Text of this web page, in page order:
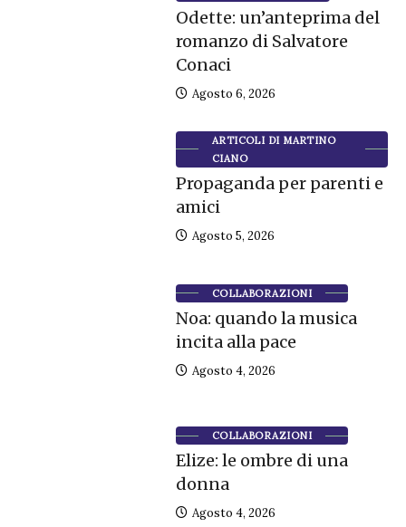
Odette: un’anteprima del
romanzo di Salvatore
Conaci
Agosto 6, 2026
ARTICOLI DI MARTINO
CIANO
Propaganda per parenti e
amici
Agosto 5, 2026
COLLABORAZIONI
Noa: quando la musica
incita alla pace
Agosto 4, 2026
COLLABORAZIONI
Elize: le ombre di una
donna
Agosto 4, 2026